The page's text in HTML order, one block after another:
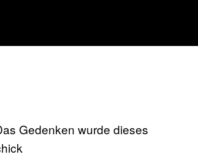
Gedenken wurde dieses